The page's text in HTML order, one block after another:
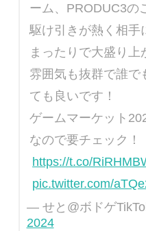
ーム、PRODUC3の
駆け引きが熱く相手
まったりで大盛り上
雰囲気も抜群で誰で
ても良いです！
ゲームマーケット
なので要チェック！
https://t.co/
pic.twitter.com/
— せと@ボドゲ
2024